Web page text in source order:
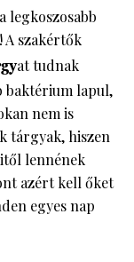
legkoszosabb
A szakértők
at tudnak
baktérium lapul,
nem is
tárgyak, hiszen
lennének
azért kell őket
egyes nap